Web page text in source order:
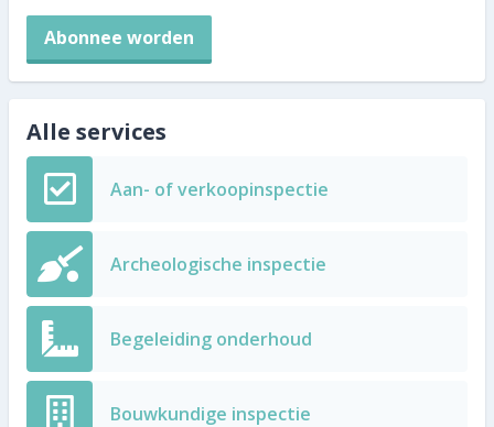
Abonnee worden
Alle services
Aan- of verkoopinspectie
Archeologische inspectie
Begeleiding onderhoud
Bouwkundige inspectie